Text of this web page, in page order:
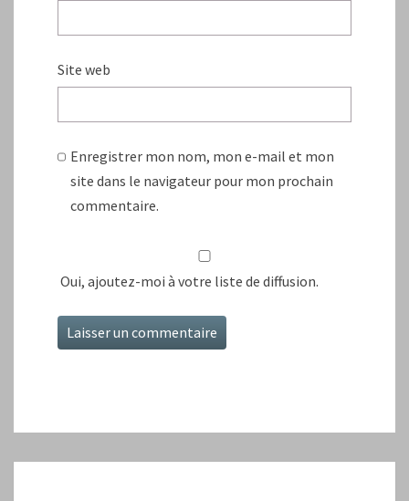
Site web
Enregistrer mon nom, mon e-mail et mon
site dans le navigateur pour mon prochain
commentaire.
Oui, ajoutez-moi à votre liste de diffusion.